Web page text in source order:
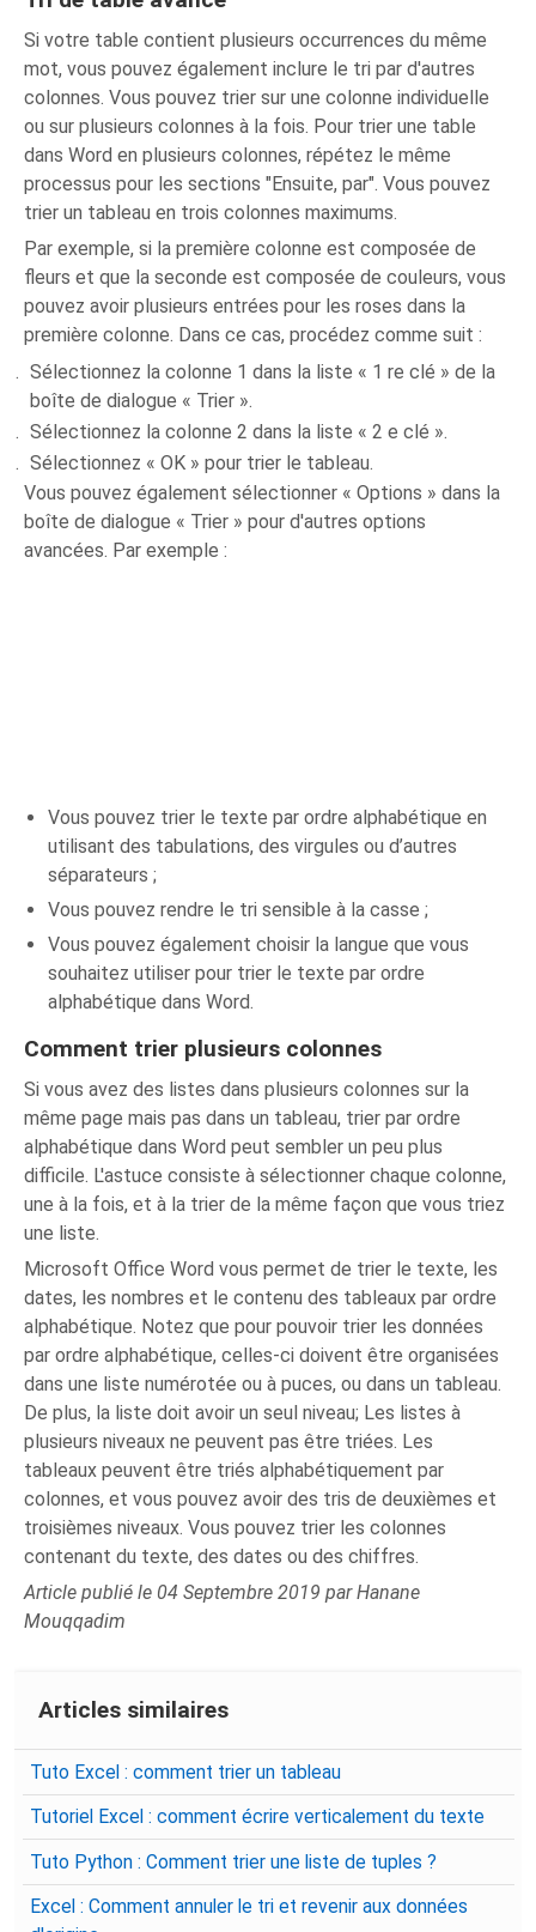
Si votre table contient plusieurs occurrences du même
mot, vous pouvez également inclure le tri par d'autres
colonnes. Vous pouvez trier sur une colonne individuelle
ou sur plusieurs colonnes à la fois. Pour trier une table
dans Word en plusieurs colonnes, répétez le même
processus pour les sections "Ensuite, par". Vous pouvez
trier un tableau en trois colonnes maximums.
Par exemple, si la première colonne est composée de
fleurs et que la seconde est composée de couleurs, vous
pouvez avoir plusieurs entrées pour les roses dans la
première colonne. Dans ce cas, procédez comme suit :
Sélectionnez la colonne 1 dans la liste « 1 re clé » de la
boîte de dialogue « Trier ».
Sélectionnez la colonne 2 dans la liste « 2 e clé ».
Sélectionnez « OK » pour trier le tableau.
Vous pouvez également sélectionner « Options » dans la
boîte de dialogue « Trier » pour d'autres options
avancées. Par exemple :
Vous pouvez trier le texte par ordre alphabétique en
utilisant des tabulations, des virgules ou d’autres
séparateurs ;
Vous pouvez rendre le tri sensible à la casse ;
Vous pouvez également choisir la langue que vous
souhaitez utiliser pour trier le texte par ordre
alphabétique dans Word.
Comment trier plusieurs colonnes
Si vous avez des listes dans plusieurs colonnes sur la
même page mais pas dans un tableau, trier par ordre
alphabétique dans Word peut sembler un peu plus
difficile. L'astuce consiste à sélectionner chaque colonne,
une à la fois, et à la trier de la même façon que vous triez
une liste.
Microsoft Office Word vous permet de trier le texte, les
dates, les nombres et le contenu des tableaux par ordre
alphabétique. Notez que pour pouvoir trier les données
par ordre alphabétique, celles-ci doivent être organisées
dans une liste numérotée ou à puces, ou dans un tableau.
De plus, la liste doit avoir un seul niveau; Les listes à
plusieurs niveaux ne peuvent pas être triées. Les
tableaux peuvent être triés alphabétiquement par
colonnes, et vous pouvez avoir des tris de deuxièmes et
troisièmes niveaux. Vous pouvez trier les colonnes
contenant du texte, des dates ou des chiffres.
Article publié le 04 Septembre 2019 par Hanane
Mouqqadim
Articles similaires
Tuto Excel : comment trier un tableau
Tutoriel Excel : comment écrire verticalement du texte
Tuto Python : Comment trier une liste de tuples ?
Excel : Comment annuler le tri et revenir aux données